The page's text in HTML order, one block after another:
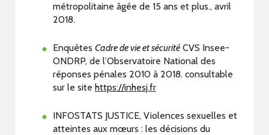
métropolitaine âgée de 15 ans et plus., avril
2018.
Enquêtes Cadre de vie et sécurité CVS Insee-
ONDRP, de l’Observatoire National des
réponses pénales 2010 à 2018. consultable
sur le site https://inhesj.fr
INFOSTATS JUSTICE, Violences sexuelles et
atteintes aux mœurs : les décisions du